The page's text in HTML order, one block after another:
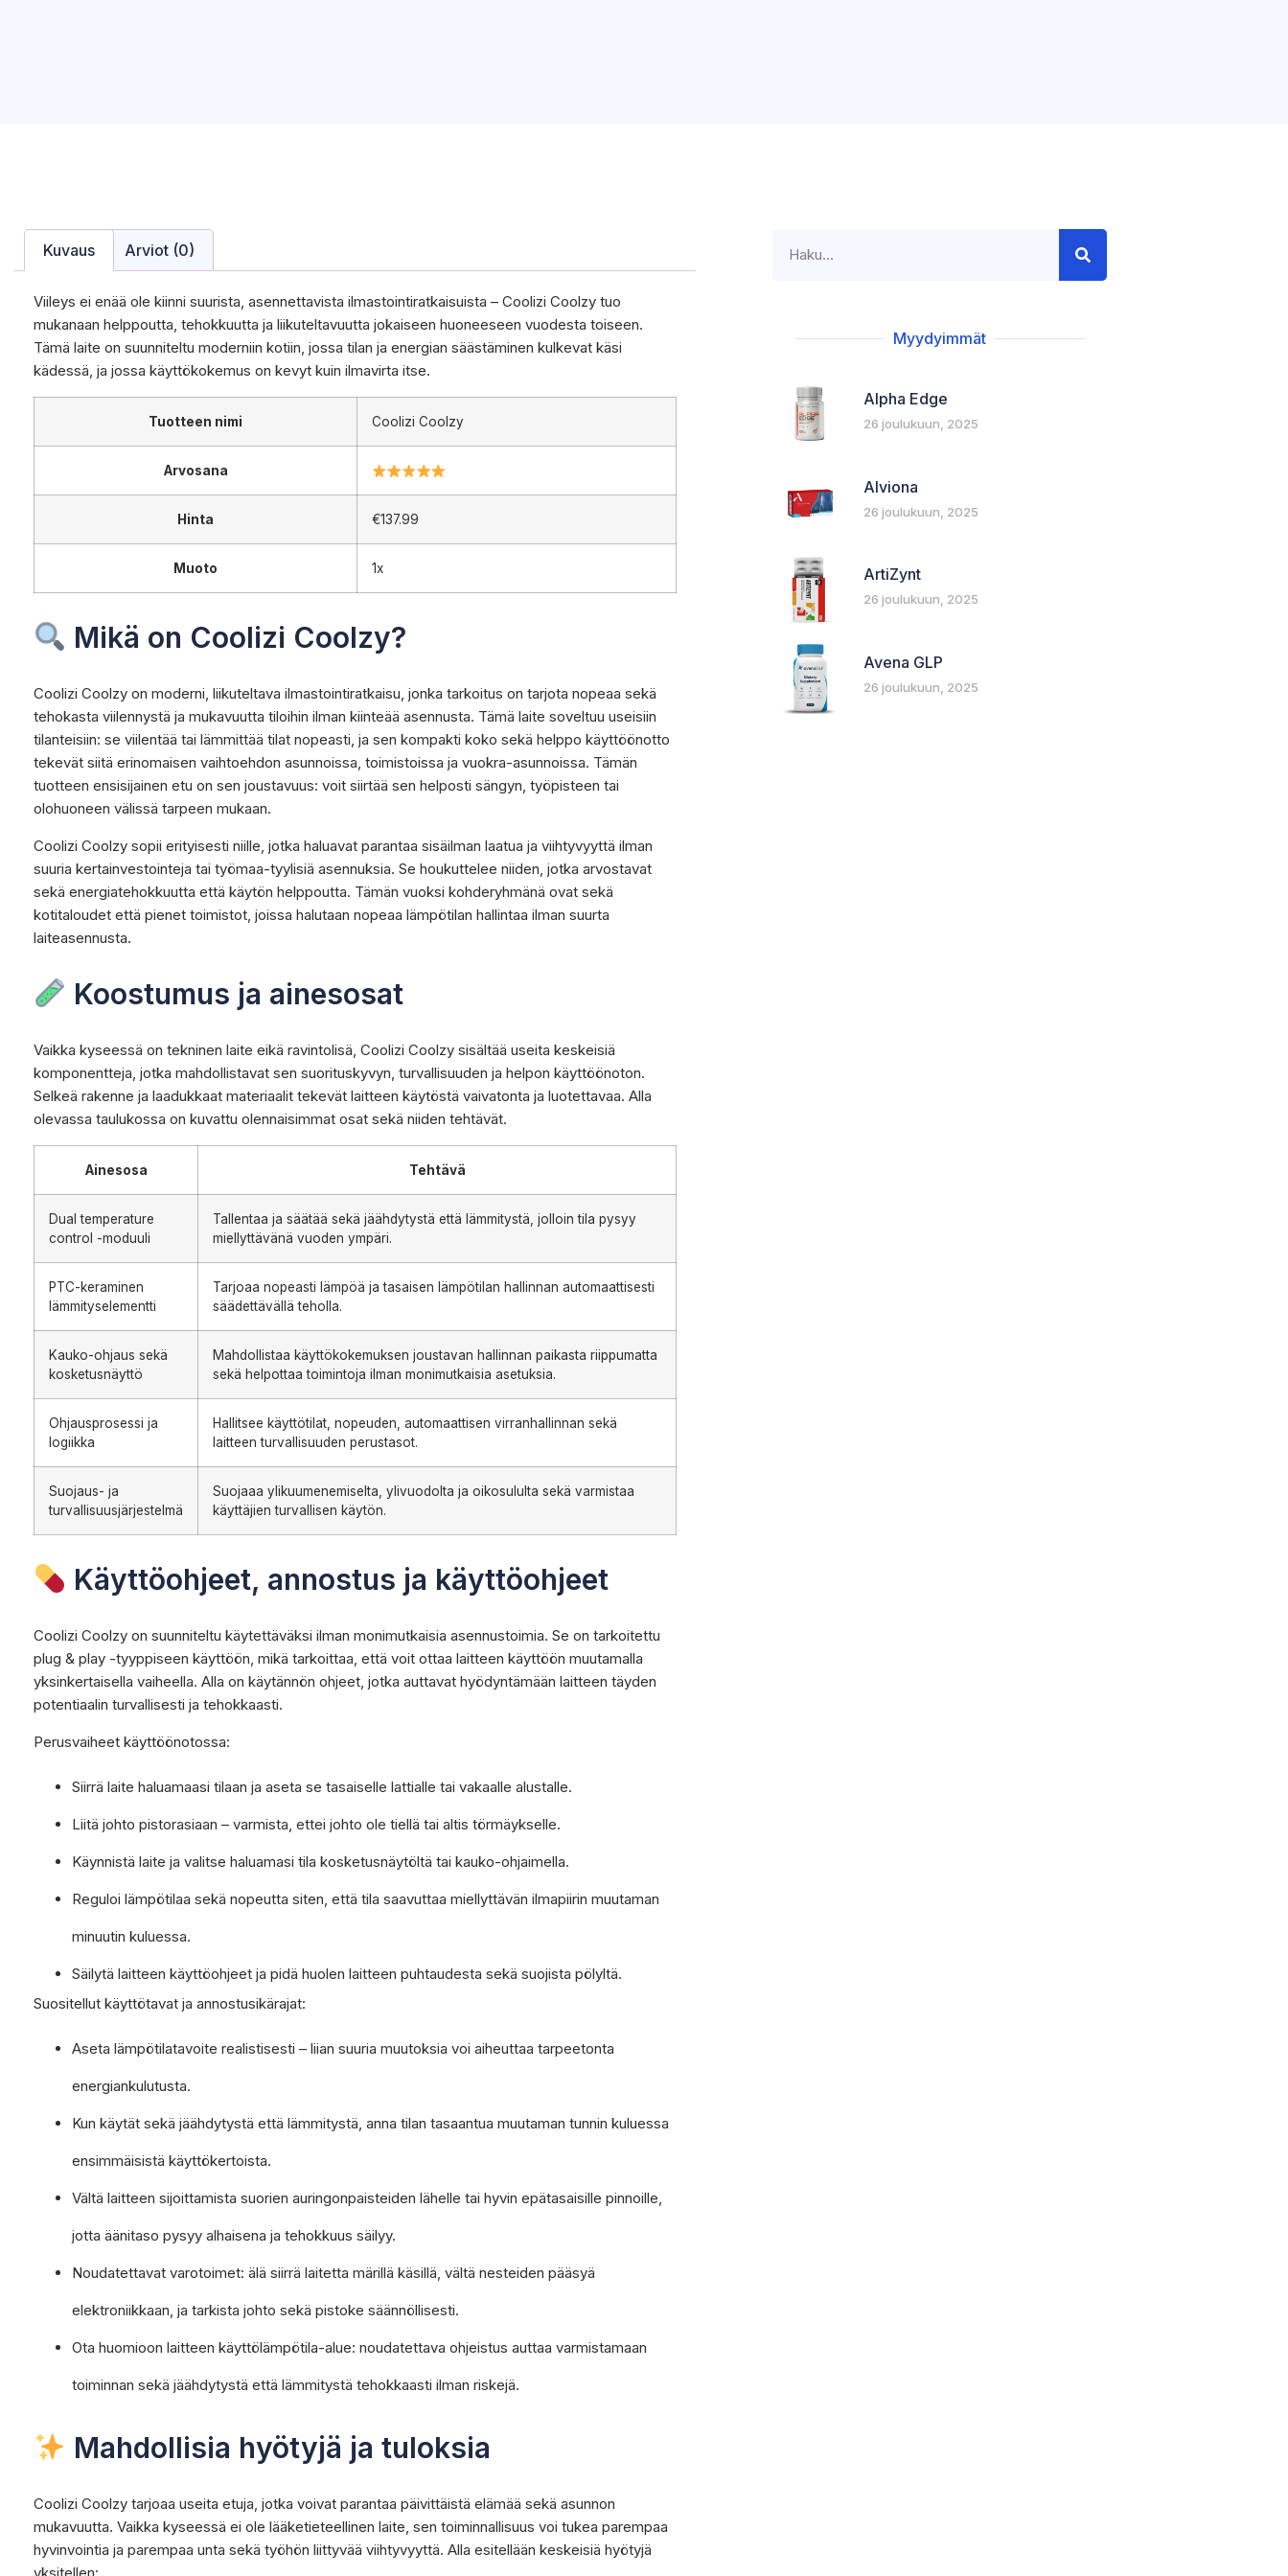
Kuvaus Arviot (0)
Viileys ei enää ole kiinni suurista, asennettavista ilmastointiratkaisuista – Coolizi Coolzy tuo
mukanaan helppoutta, tehokkuutta ja liikuteltavuutta jokaiseen huoneeseen vuodesta toiseen.
Tämä laite on suunniteltu moderniin kotiin, jossa tilan ja energian säästäminen kulkevat käsi
kädessä, ja jossa käyttökokemus on kevyt kuin ilmavirta itse.
Tuotteen nimi Coolizi Coolzy
Arvosana
Hinta €137.99
Muoto 1x
Mikä on Coolizi Coolzy?
Coolizi Coolzy on moderni, liikuteltava ilmastointiratkaisu, jonka tarkoitus on tarjota nopeaa sekä
tehokasta viilennystä ja mukavuutta tiloihin ilman kiinteää asennusta. Tämä laite soveltuu useisiin
tilanteisiin: se viilentää tai lämmittää tilat nopeasti, ja sen kompakti koko sekä helppo käyttöönotto
tekevät siitä erinomaisen vaihtoehdon asunnoissa, toimistoissa ja vuokra-asunnoissa. Tämän
tuotteen ensisijainen etu on sen joustavuus: voit siirtää sen helposti sängyn, työpisteen tai
olohuoneen välissä tarpeen mukaan.
Coolizi Coolzy sopii erityisesti niille, jotka haluavat parantaa sisäilman laatua ja viihtyvyyttä ilman
suuria kertainvestointeja tai työmaa-tyylisiä asennuksia. Se houkuttelee niiden, jotka arvostavat
sekä energiatehokkuutta että käytön helppoutta. Tämän vuoksi kohderyhmänä ovat sekä
kotitaloudet että pienet toimistot, joissa halutaan nopeaa lämpötilan hallintaa ilman suurta
laiteasennusta.
Koostumus ja ainesosat
Vaikka kyseessä on tekninen laite eikä ravintolisä, Coolizi Coolzy sisältää useita keskeisiä
komponentteja, jotka mahdollistavat sen suorituskyvyn, turvallisuuden ja helpon käyttöönoton.
Selkeä rakenne ja laadukkaat materiaalit tekevät laitteen käytöstä vaivatonta ja luotettavaa. Alla
olevassa taulukossa on kuvattu olennaisimmat osat sekä niiden tehtävät.
Ainesosa Tehtävä
Dual temperature
control -moduuli
Tallentaa ja säätää sekä jäähdytystä että lämmitystä, jolloin tila pysyy
miellyttävänä vuoden ympäri.
PTC-keraminen
lämmityselementti
Tarjoaa nopeasti lämpöä ja tasaisen lämpötilan hallinnan automaattisesti
säädettävällä teholla.
Kauko-ohjaus sekä
kosketusnäyttö
Mahdollistaa käyttökokemuksen joustavan hallinnan paikasta riippumatta
sekä helpottaa toimintoja ilman monimutkaisia asetuksia.
Ohjausprosessi ja
logiikka
Hallitsee käyttötilat, nopeuden, automaattisen virranhallinnan sekä
laitteen turvallisuuden perustasot.
Suojaus- ja
turvallisuusjärjestelmä
Suojaaa ylikuumenemiselta, ylivuodolta ja oikosululta sekä varmistaa
käyttäjien turvallisen käytön.
Käyttöohjeet, annostus ja käyttöohjeet
Coolizi Coolzy on suunniteltu käytettäväksi ilman monimutkaisia asennustoimia. Se on tarkoitettu
plug & play -tyyppiseen käyttöön, mikä tarkoittaa, että voit ottaa laitteen käyttöön muutamalla
yksinkertaisella vaiheella. Alla on käytännön ohjeet, jotka auttavat hyödyntämään laitteen täyden
potentiaalin turvallisesti ja tehokkaasti.
Perusvaiheet käyttöönotossa:
Siirrä laite haluamaasi tilaan ja aseta se tasaiselle lattialle tai vakaalle alustalle.
Liitä johto pistorasiaan – varmista, ettei johto ole tiellä tai altis törmäykselle.
Käynnistä laite ja valitse haluamasi tila kosketusnäytöltä tai kauko-ohjaimella.
Reguloi lämpötilaa sekä nopeutta siten, että tila saavuttaa miellyttävän ilmapiirin muutaman
minuutin kuluessa.
Säilytä laitteen käyttöohjeet ja pidä huolen laitteen puhtaudesta sekä suojista pölyltä.
Suositellut käyttötavat ja annostusikärajat:
Aseta lämpötilatavoite realistisesti – liian suuria muutoksia voi aiheuttaa tarpeetonta
energiankulutusta.
Kun käytät sekä jäähdytystä että lämmitystä, anna tilan tasaantua muutaman tunnin kuluessa
ensimmäisistä käyttökertoista.
Vältä laitteen sijoittamista suorien auringonpaisteiden lähelle tai hyvin epätasaisille pinnoille,
jotta äänitaso pysyy alhaisena ja tehokkuus säilyy.
Noudatettavat varotoimet: älä siirrä laitetta märillä käsillä, vältä nesteiden pääsyä
elektroniikkaan, ja tarkista johto sekä pistoke säännöllisesti.
Ota huomioon laitteen käyttölämpötila-alue: noudatettava ohjeistus auttaa varmistamaan
toiminnan sekä jäähdytystä että lämmitystä tehokkaasti ilman riskejä.
Mahdollisia hyötyjä ja tuloksia
Coolizi Coolzy tarjoaa useita etuja, jotka voivat parantaa päivittäistä elämää sekä asunnon
mukavuutta. Vaikka kyseessä ei ole lääketieteellinen laite, sen toiminnallisuus voi tukea parempaa
hyvinvointia ja parempaa unta sekä työhön liittyvää viihtyvyyttä. Alla esitellään keskeisiä hyötyjä
Myydyimmät
Alpha Edge
26 joulukuun, 2025
Alviona
26 joulukuun, 2025
ArtiZynt
26 joulukuun, 2025
Avena GLP
26 joulukuun, 2025